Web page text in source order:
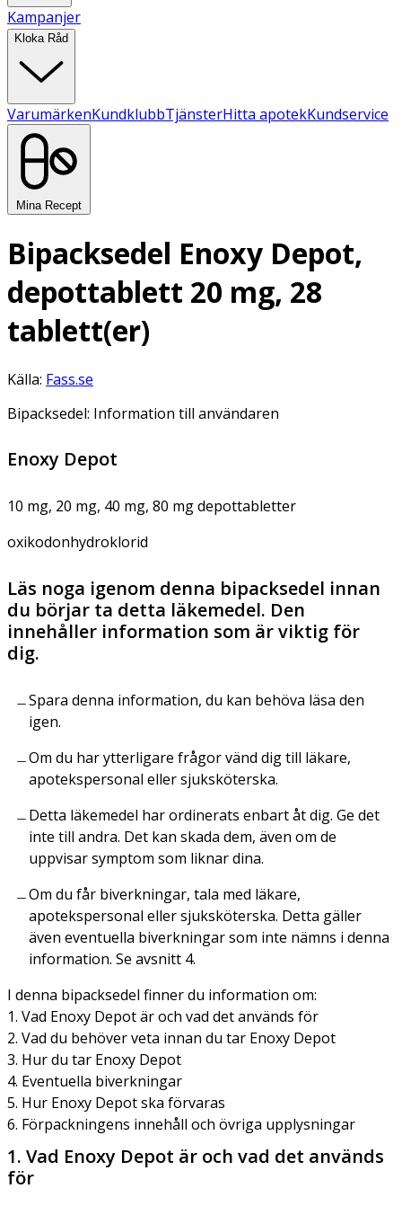
Kampanjer
Kloka Råd
VarumärkenKundklubbTjänsterHitta apotekKundservice
Mina Recept
Bipacksedel Enoxy Depot,
depottablett 20 mg, 28
tablett(er)
Källa: Fass.se
Bipacksedel: Information till användaren
Enoxy Depot
10 mg, 20 mg, 40 mg, 80 mg depottabletter
oxikodonhydroklorid
Läs noga igenom denna bipacksedel innan
du börjar ta detta läkemedel. Den
innehåller information som är viktig för
dig.
Spara denna information, du kan behöva läsa den
igen.
Om du har ytterligare frågor vänd dig till läkare,
apotekspersonal eller sjuksköterska.
Detta läkemedel har ordinerats enbart åt dig. Ge det
inte till andra. Det kan skada dem, även om de
uppvisar symptom som liknar dina.
Om du får biverkningar, tala med läkare,
apotekspersonal eller sjuksköterska. Detta gäller
även eventuella biverkningar som inte nämns i denna
information. Se avsnitt 4.
I denna bipacksedel finner du information om:
1. Vad Enoxy Depot är och vad det används för
2. Vad du behöver veta innan du tar Enoxy Depot
3. Hur du tar Enoxy Depot
4. Eventuella biverkningar
5. Hur Enoxy Depot ska förvaras
6. Förpackningens innehåll och övriga upplysningar
1. Vad Enoxy Depot är och vad det används
för